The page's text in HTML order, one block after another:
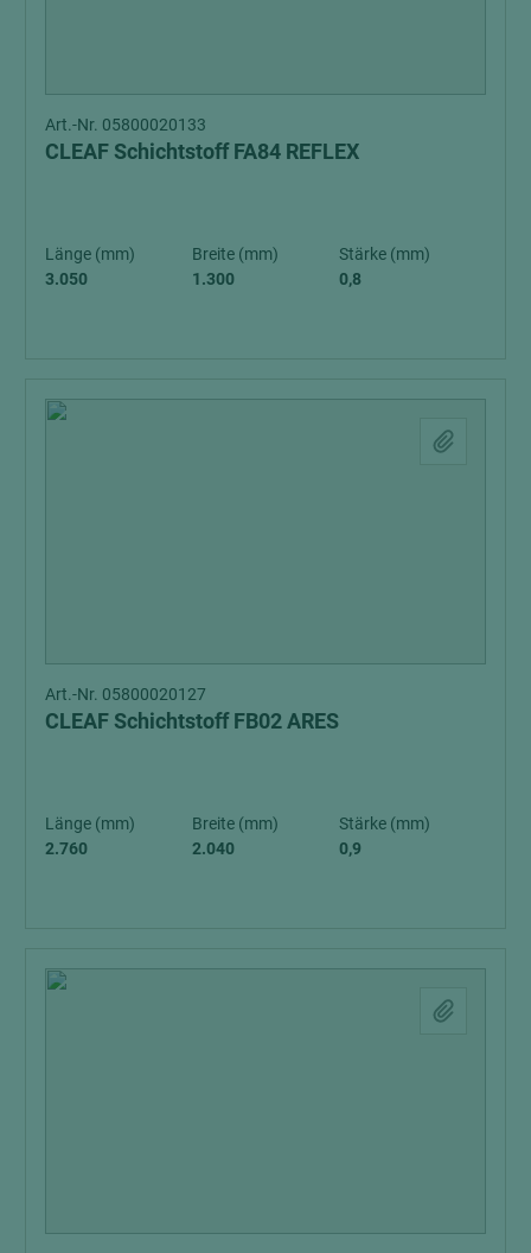
Art.-Nr. 05800020133
CLEAF Schichtstoff FA84 REFLEX
Länge (mm)
3.050
Breite (mm)
1.300
Stärke (mm)
0,8
Art.-Nr. 05800020127
CLEAF Schichtstoff FB02 ARES
Länge (mm)
2.760
Breite (mm)
2.040
Stärke (mm)
0,9